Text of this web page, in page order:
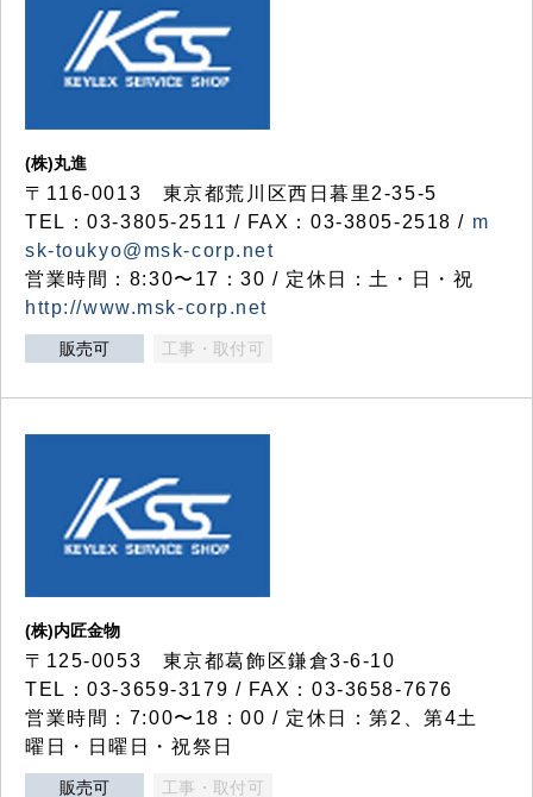
(株)丸進
〒116-0013 東京都荒川区西日暮里2-35-5
TEL：03-3805-2511 / FAX：03-3805-2518 / m
sk-toukyo@msk-corp.net
営業時間：8:30〜17：30 / 定休日：土・日・祝
http://www.msk-corp.net
販売可 工事・取付可
(株)内匠金物
〒125-0053 東京都葛飾区鎌倉3-6-10
TEL：03-3659-3179 / FAX：03-3658-7676
営業時間：7:00〜18：00 / 定休日：第2、第4土
曜日・日曜日・祝祭日
販売可 工事・取付可